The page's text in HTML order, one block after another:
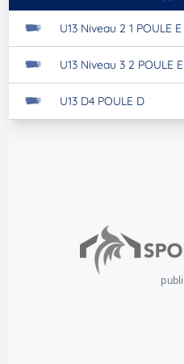
U13 Niveau 2 1 POULE E
U13 Niveau 3 2 POULE E
U13 D4 POULE D